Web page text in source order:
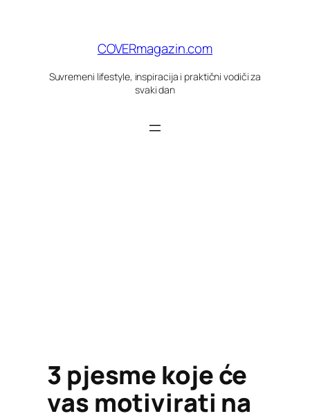
COVERmagazin.com
Suvremeni lifestyle, inspiracija i praktični vodiči za
svaki dan
3 pjesme koje će
vas motivirati na